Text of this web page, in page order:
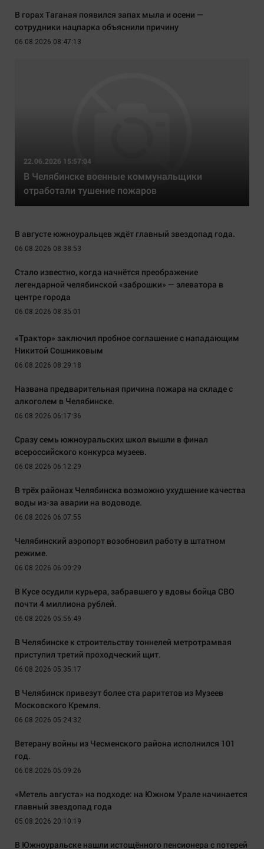
В горах Таганая появился запах мыла и осени —
сотрудники нацпарка объяснили причину
06.08.2026 08:47:13
22.06.2026 15:57:04
В Челябинске военные коммунальщики
отработали тушение пожаров
В августе южноуральцев ждёт главный звездопад года.
06.08.2026 08:38:53
Стало известно, когда начнётся преображение
легендарной челябинской «заброшки» — элеватора в
центре города
06.08.2026 08:35:01
«Трактор» заключил пробное соглашение с нападающим
Никитой Сошниковым
06.08.2026 08:29:18
Названа предварительная причина пожара на складе с
алкоголем в Челябинске.
06.08.2026 06:17:36
Сразу семь южноуральских школ вышли в финал
всероссийского конкурса музеев.
06.08.2026 06:12:29
В трёх районах Челябинска возможно ухудшение качества
воды из-за аварии на водоводе.
06.08.2026 06:07:55
Челябинский аэропорт возобновил работу в штатном
режиме.
06.08.2026 06:00:29
В Кусе осудили курьера, забравшего у вдовы бойца СВО
почти 4 миллиона рублей.
06.08.2026 05:56:49
В Челябинске к строительству тоннелей метротрамвая
приступил третий проходческий щит.
06.08.2026 05:35:17
В Челябинск привезут более ста раритетов из Музеев
Московского Кремля.
06.08.2026 05:24:32
Ветерану войны из Чесменского района исполнился 101
год.
06.08.2026 05:09:26
«Метель августа» на подходе: на Южном Урале начинается
главный звездопад года
05.08.2026 20:10:19
В Южноуральске нашли истощённого пенсионера с потерей